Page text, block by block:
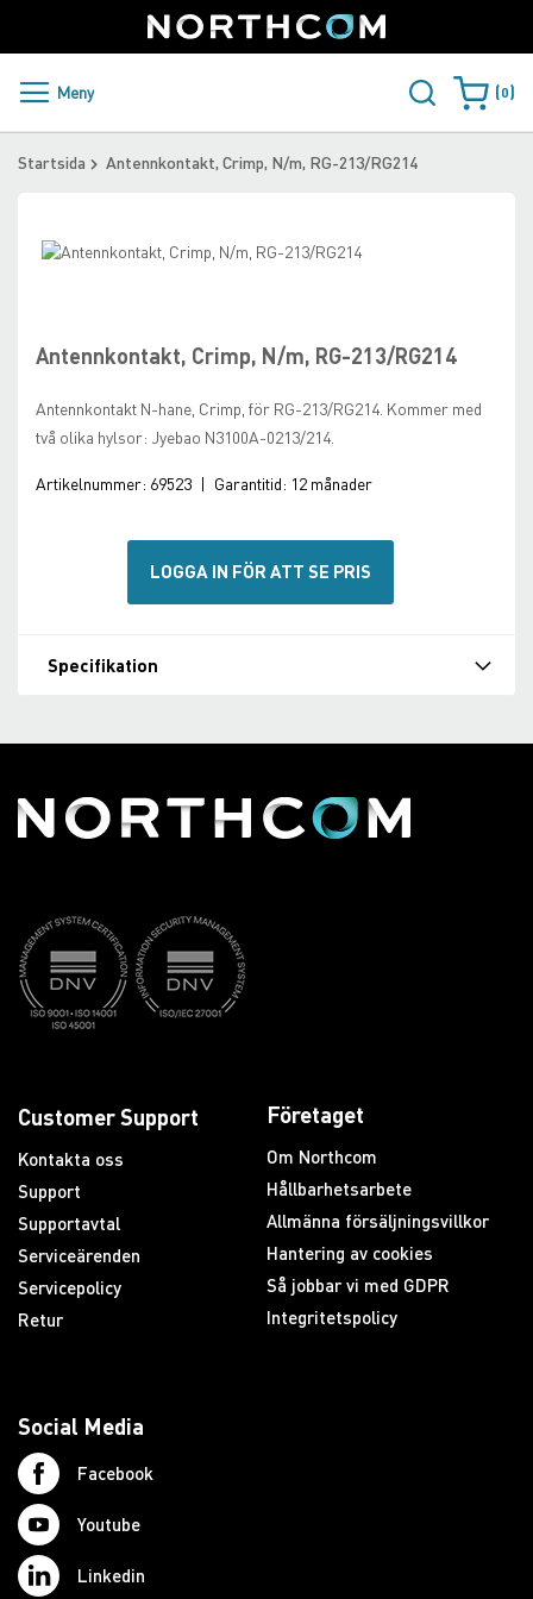
to
Content
Sweden
PRODUKTER OCH LÖSNINGAR
ÅTERFÖRSÄLJARE
Meny Varukorgen
0
Startsida Antennkontakt, Crimp, N/m, RG-213/RG214
Antennkontakt, Crimp, N/m, RG-213/RG214
Antennkontakt N-hane, Crimp, för RG-213/RG214. Kommer med
två olika hylsor: Jyebao N3100A-0213/214.
Artikelnummer: 69523 | Garantitid: 12 månader
LOGGA IN FÖR ATT SE PRIS
Skip
of
the
gallery
beginning
of
images
gallery
Specifikation
Customer Support
Kontakta oss
Support
Supportavtal
Serviceärenden
Servicepolicy
Retur
Företaget
Om Northcom
Hållbarhetsarbete
Allmänna försäljningsvillkor
Hantering av cookies
Så jobbar vi med GDPR
Integritetspolicy
Social Media
Facebook
Youtube
Linkedin